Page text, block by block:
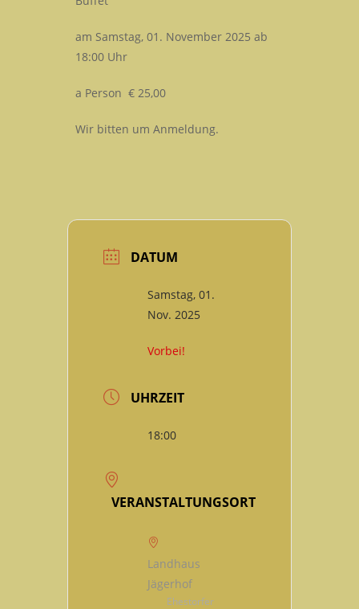
am Samstag, 01. November 2025 ab
18:00 Uhr
a Person € 25,00
Wir bitten um Anmeldung.
DATUM
Samstag, 01.
Nov. 2025
Vorbei!
UHRZEIT
18:00
VERANSTALTUNGSORT
Landhaus
Jägerhof
Ehestorfer